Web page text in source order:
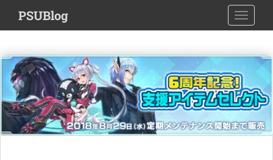
i
t
a
n
PSUBlog